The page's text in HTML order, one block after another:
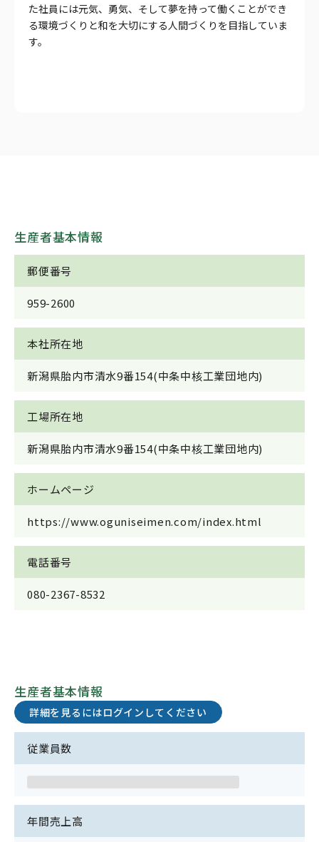
た社員には元気、勇気、そして夢を持って働くことができ
る環境づくりと和を大切にする人間づくりを目指していま
す。
生産者基本情報
郵便番号
959-2600
本社所在地
新潟県胎内市清水9番154(中条中核工業団地内)
工場所在地
新潟県胎内市清水9番154(中条中核工業団地内)
ホームページ
https://www.oguniseimen.com/index.html
電話番号
080-2367-8532
生産者基本情報
詳細を見るにはログインしてください
従業員数
年間売上高